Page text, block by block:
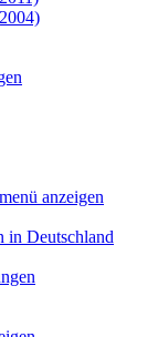
anzeigen
in Deutschland